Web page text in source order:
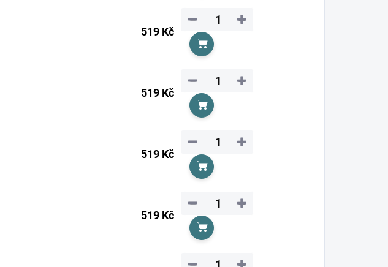
519 Kč
+
−
Do košíku
519 Kč
+
−
Do košíku
519 Kč
+
−
Do košíku
519 Kč
+
−
Do košíku